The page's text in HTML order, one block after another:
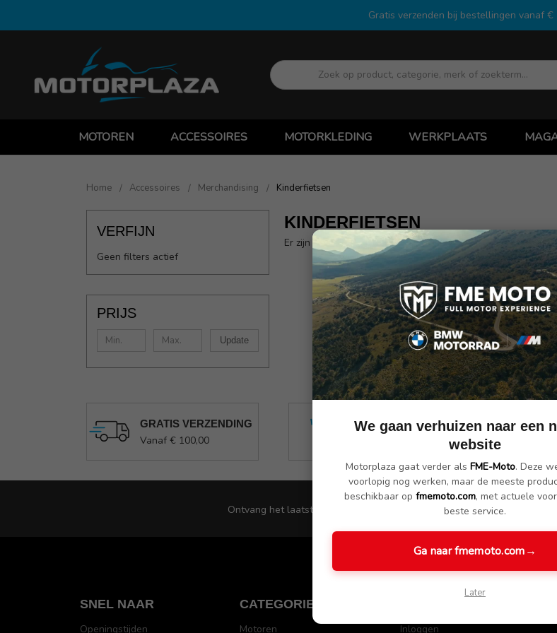
Gratis verzenden bij bestellingen vanaf €
Zoek
MOTOREN ACCESSOIRES MOTORKLEDING WERKPLAATS
Home Accessoires Merchandising Kinderfietsen
VERFIJN
Geen filters actief
PRIJS
Update
KINDERFIETSEN
Er zijn geen producten te vinden onder deze categorie.
GRATIS VERZENDING
Vanaf € 100,00
RETOURRECHT
Ontvang het laatste nieuws, updates en aanbiedingen
SNEL NAAR
Openingstijden
CATEGORIEËN
Motoren Inloggen
We gaan verhuizen naar een
website
Motorplaza gaat verder als FME-Moto. Deze
voorlopig nog werken, maar de meeste
beschikbaar op fmemoto.com, met actuele
beste service.
Ga naar fmemoto.com→
Later